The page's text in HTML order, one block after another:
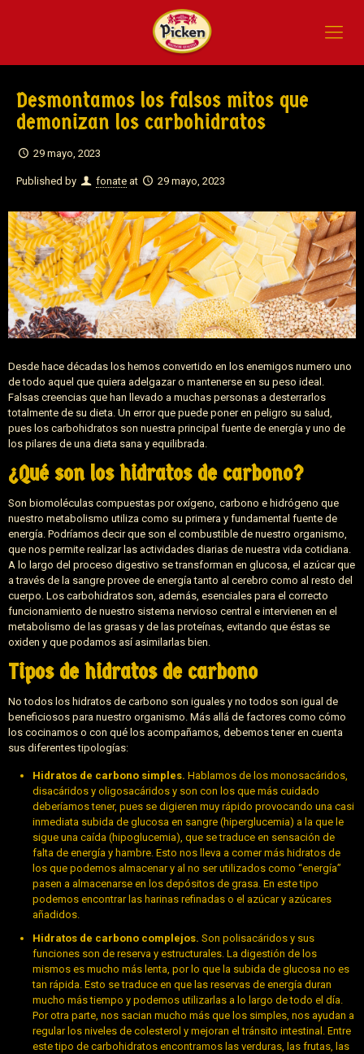
Desmontamos los falsos mitos que
demonizan los carbohidratos
29 mayo, 2023
Published by fonate at 29 mayo, 2023
Desde hace décadas los hemos convertido en los enemigos numero uno
de todo aquel que quiera adelgazar o mantenerse en su peso ideal.
Falsas creencias que han llevado a muchas personas a desterrarlos
totalmente de su dieta. Un error que puede poner en peligro su salud,
pues los carbohidratos son nuestra principal fuente de energía y uno de
los pilares de una dieta sana y equilibrada.
¿Qué son los hidratos de carbono?
Son biomoléculas compuestas por oxígeno, carbono e hidrógeno que
nuestro metabolismo utiliza como su primera y fundamental fuente de
energía. Podríamos decir que son el combustible de nuestro organismo,
que nos permite realizar las actividades diarias de nuestra vida cotidiana.
A lo largo del proceso digestivo se transforman en glucosa, el azúcar que
a través de la sangre provee de energía tanto al cerebro como al resto del
cuerpo. Los carbohidratos son, además, esenciales para el correcto
funcionamiento de nuestro sistema nervioso central e intervienen en el
metabolismo de las grasas y de las proteínas, evitando que éstas se
oxiden y que podamos así asimilarlas bien.
Tipos de hidratos de carbono
No todos los hidratos de carbono son iguales y no todos son igual de
beneficiosos para nuestro organismo. Más allá de factores como cómo
los cocinamos o con qué los acompañamos, debemos tener en cuenta
sus diferentes tipologías:
Hidratos de carbono simples. Hablamos de los monosacáridos,
disacáridos y oligosacáridos y son con los que más cuidado
deberíamos tener, pues se digieren muy rápido provocando una casi
inmediata subida de glucosa en sangre (hiperglucemia) a la que le
sigue una caída (hipoglucemia), que se traduce en sensación de
falta de energía y hambre. Esto nos lleva a comer más hidratos de
los que podemos almacenar y al no ser utilizados como “energía”
pasen a almacenarse en los depósitos de grasa. En este tipo
podemos encontrar las harinas refinadas o el azúcar y azúcares
añadidos.
Hidratos de carbono complejos. Son polisacáridos y sus
funciones son de reserva y estructurales. La digestión de los
mismos es mucho más lenta, por lo que la subida de glucosa no es
tan rápida. Esto se traduce en que las reservas de energía duran
mucho más tiempo y podemos utilizarlas a lo largo de todo el día.
Por otra parte, nos sacian mucho más que los simples, nos ayudan a
regular los niveles de colesterol y mejoran el tránsito intestinal. Entre
este tipo de carbohidratos encontramos las verduras, las frutas, las